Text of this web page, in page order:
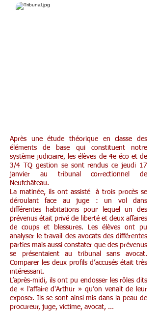
Après une étude théorique en classe des
éléments de base qui constituent notre
système judiciaire, les élèves de 4e éco et de
3/4 TQ gestion se sont rendus ce jeudi 17
janvier au tribunal correctionnel de
Neufchâteau.
La matinée, ils ont assisté à trois procès se
déroulant face au juge : un vol dans
différentes habitations pour lequel un des
prévenus était privé de liberté et deux affaires
de coups et blessures. Les élèves ont pu
analyser le travail des avocats des différentes
parties mais aussi constater que des prévenus
se présentaient au tribunal sans avocat.
Comparer les deux profils d’accusés était très
intéressant.
L’après-midi, ils ont pu endosser les rôles dits
de « l'affaire d'Arthur » qu’on venait de leur
exposer. Ils se sont ainsi mis dans la peau de
procureur, juge, victime, avocat, ...